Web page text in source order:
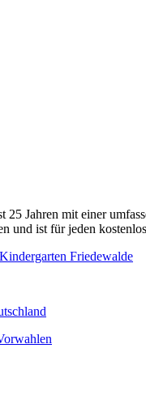
25 Jahren mit einer
und ist für jeden
Kindergarten Friedewalde